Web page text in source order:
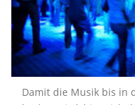
Damit die Musik bis in